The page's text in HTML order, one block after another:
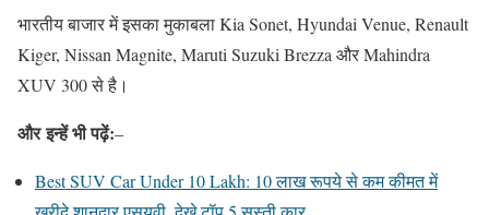
भारतीय बाजार में इसका मुकाबला Kia Sonet, Hyundai Venue, Renault
Kiger, Nissan Magnite, Maruti Suzuki Brezza और Mahindra
XUV 300 से है।
और इन्हें भी पढ़ें:–
Best SUV Car Under 10 Lakh: 10 लाख रूपये से कम कीमत में